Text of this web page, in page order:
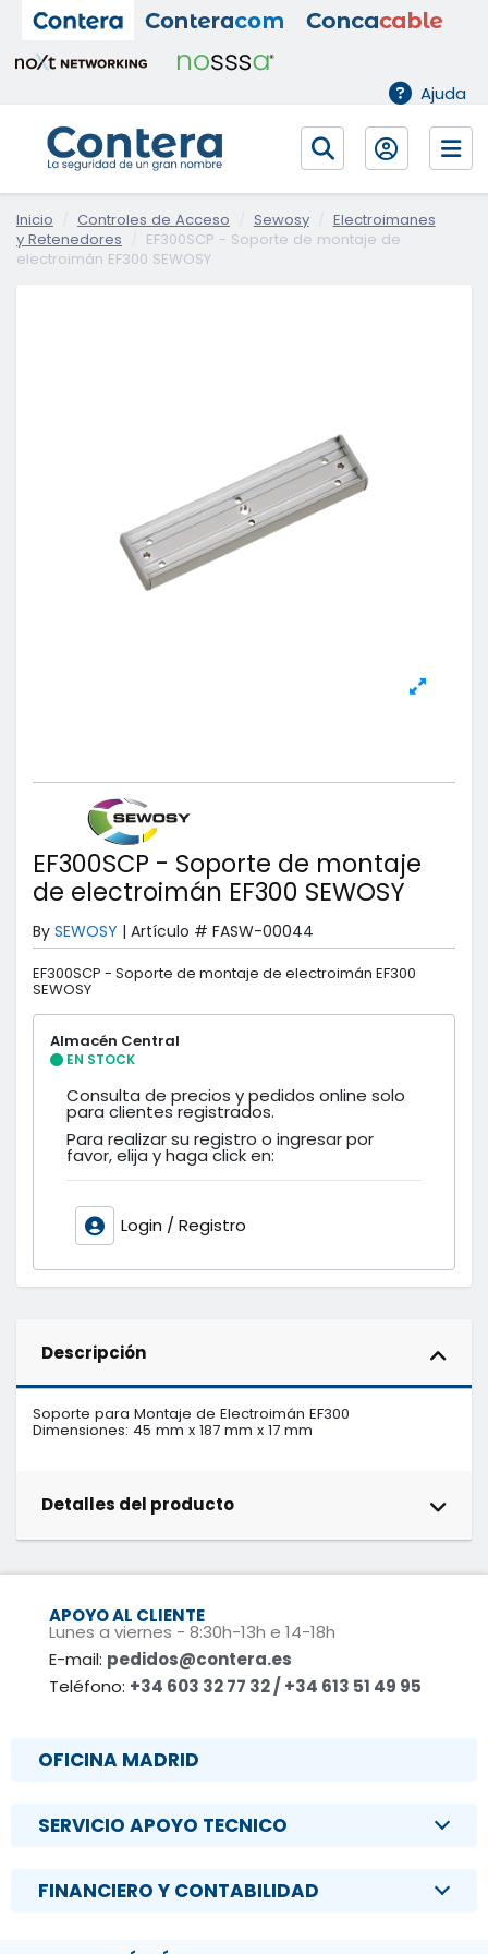
Ajuda
Inicio Controles de Acceso Sewosy
Electroimanes
y Retenedores
EF300SCP - Soporte de montaje de
electroimán EF300 SEWOSY
EF300SCP - Soporte de montaje
de electroimán EF300 SEWOSY
By SEWOSY | Artículo # FASW-00044
EF300SCP - Soporte de montaje de electroimán EF300
SEWOSY
Almacén Central
EN STOCK
Consulta de precios y pedidos online solo
para clientes registrados.
Para realizar su registro o ingresar por
favor, elija y haga click en:
Login / Registro
Descripción
Soporte para Montaje de Electroimán EF300
Dimensiones: 45 mm x 187 mm x 17 mm
Detalles del producto
APOYO AL CLIENTE
Lunes a viernes - 8:30h-13h e 14-18h
E-mail: pedidos@contera.es
Teléfono: +34 603 32 77 32 / +34 613 51 49 95
OFICINA MADRID
SERVICIO APOYO TECNICO
FINANCIERO Y CONTABILIDAD